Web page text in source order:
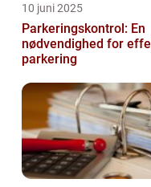
10 juni 2025
Parkeringskontrol: En
nødvendighed for
parkering